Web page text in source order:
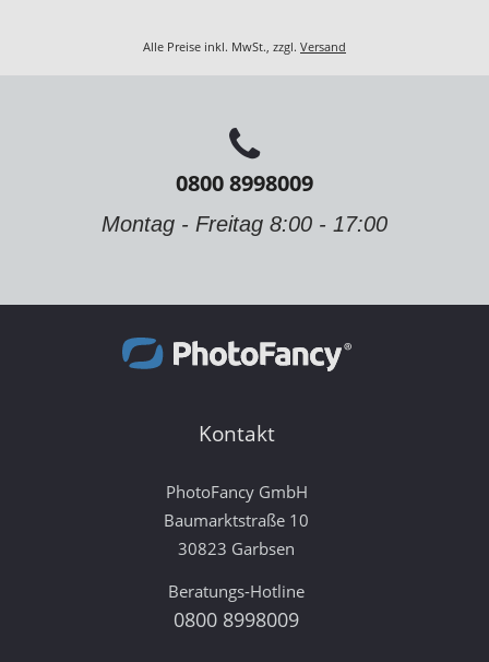
Alle Preise inkl. MwSt., zzgl. Versand
0800 8998009
Montag - Freitag 8:00 - 17:00
Kontakt
PhotoFancy GmbH
Baumarktstraße 10
30823 Garbsen
Beratungs-Hotline
0800 8998009